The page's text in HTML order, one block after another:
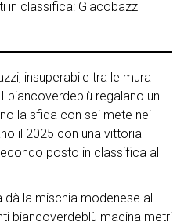
in classifica: Giacobazzi
insuperabile tra le mura
biancoverdeblù regalano un
la sfida con sei mete nei
il 2025 con una vittoria
posto in classifica al
dà la mischia modenese al
biancoverdeblù macina metri